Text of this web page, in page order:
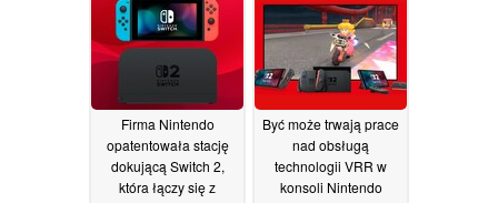
Firma Nintendo
opatentowała stację
dokującą Switch 2,
która łączy się z
Być może trwają prace
nad obsługą
technologii VRR w
konsoli Nintendo